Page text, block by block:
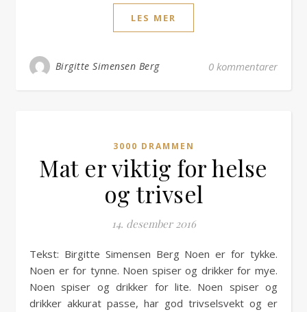
LES MER
Birgitte Simensen Berg 0 kommentarer
3000 DRAMMEN
Mat er viktig for helse
og trivsel
14. desember 2016
Tekst: Birgitte Simensen Berg Noen er for tykke.
Noen er for tynne. Noen spiser og drikker for mye.
Noen spiser og drikker for lite. Noen spiser og
drikker akkurat passe, har god trivselsvekt og er